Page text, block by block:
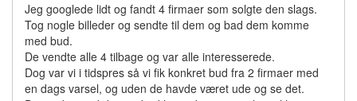
Jeg googlede lidt og fandt 4 firmaer som solgte den slags.
Tog nogle billeder og sendte til dem og bad dem komme
med bud.
De vendte alle 4 tilbage og var alle interesserede.
Dog var vi i tidspres så vi fik konkret bud fra 2 firmaer med
en dags varsel, og uden de havde været ude og se det.